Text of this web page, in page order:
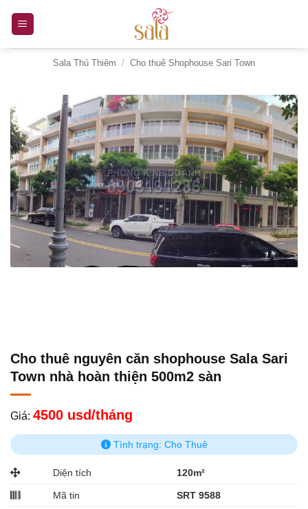
nội
Sala Thủ Thiêm / Cho thuê Shophouse Sari Town
Cho thuê nguyên căn shophouse Sala Sari
Town nhà hoàn thiện 500m2 sàn
Giá: 4500 usd/tháng
Tình trạng: Cho Thuê
Diện tích 120m²
Mã tin SRT 9588